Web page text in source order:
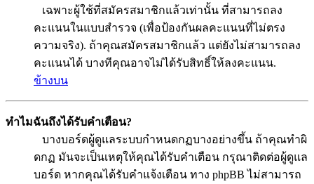
เฉพาะผู้ใช้ที่สมัครสมาชิกแล้วเท่านั้น ที่สามารถลง
คะแนนในแบบสำรวจ (เพื่อป้องกันผลคะแนนที่ไม่ตรง
ความจริง). ถ้าคุณสมัครสมาชิกแล้ว แต่ยังไม่สามารถลง
คะแนนได้ บางทีคุณอาจไม่ได้รับสิทธิ์ให้ลงคะแนน.
ข้างบน
ทำไมฉันถึงได้รับคำเตือน?
บางบอร์ดผู้ดูแลระบบกำหนดกฏบางอย่างขึ้น ถ้าคุณทำผิ
ดกฏ มันจะเป็นเหตุให้คุณได้รับคำเตือน กรุณาติดต่อผู้ดูแล
บอร์ด หากคุณได้รับคำแจ้งเตือน ทาง phpBB ไม่สามารถ